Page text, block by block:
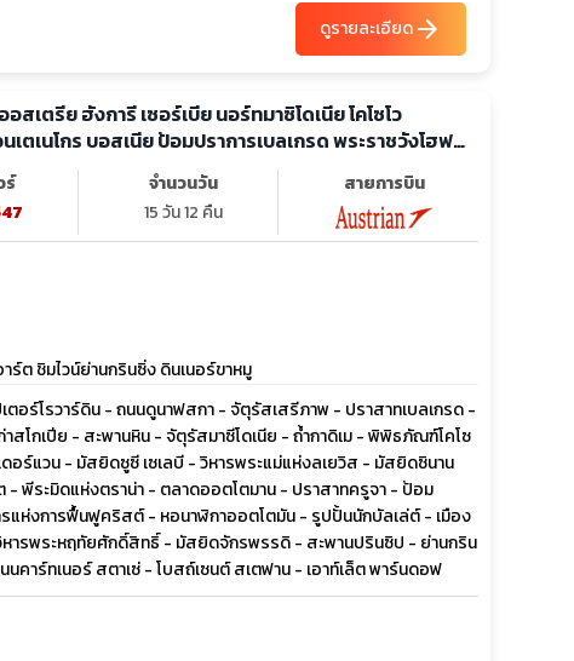
ดูรายละเอียดarrow_forward
สเตรีย ฮังการี เซอร์เบีย นอร์ทมาซิโดเนีย โคโซโว
เตเนโกร บอสเนีย ป้อมปราการเบลเกรด พระราชวังโฮฟ
ร์
จำนวนวัน
15 วัน 12 คืน
สายการบิน
ร์ต ชิมไวน์ย่านกรินซิ่ง ดินเนอร์ขาหมู
อร์โรวาร์ดิน - ถนนดูนาฟสกา - จัตุรัสเสรีภาพ - ปราสาทเบลเกรด -
สโกเปีย - สะพานหิน - จัตุรัสมาซีโดเนีย - ถ้ำกาดิเม - พิพิธภัณฑ์โคโซ
อร์แวน - มัสยิดซูซี เซเลบี - วิหารพระแม่แห่งลเยวิส - มัสยิดซินาน
พีระมิดแห่งตราน่า - ตลาดออตโตมาน - ปราสาทครูจา - ป้อม
รแห่งการฟื้นฟูคริสต์ - หอนาฬิกาออตโตมัน - รูปปั้นนักบัลเล่ต์ - เมือง
หารพระหฤทัยศักดิ์สิทธิ์ - มัสยิดจักรพรรดิ - สะพานปรินซิป - ย่านกริน
าร์ทเนอร์ สตาเซ่ - โบสถ์เซนต์ สเตฟาน - เอาท์เล็ต พาร์นดอฟ